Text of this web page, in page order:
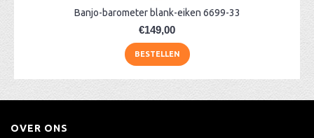
Banjo-barometer blank-eiken 6699-33
€149,00
BESTELLEN
OVER ONS